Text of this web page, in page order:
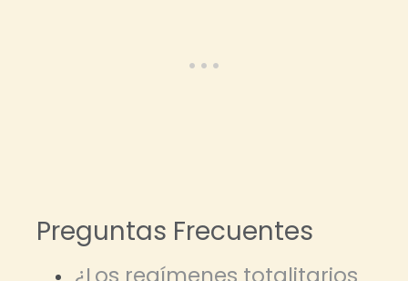
Preguntas Frecuentes